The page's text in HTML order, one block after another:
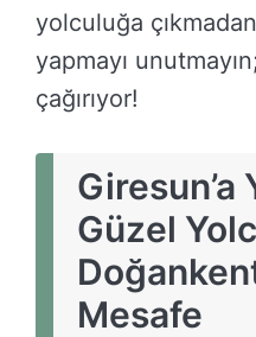
yolculuğa çıkmadan
yapmayı
çağırıyor!
Giresun’a
Güzel
Mesafe